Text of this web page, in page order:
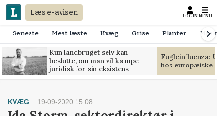
Læs e-avisen LOGIN MENU
Seneste Mest læste Kvæg Grise Planter
Kun landbruget selv kan
beslutte, om man vil kæmpe
juridisk for sin eksistens
Fugleinfluenza:
hos europæiske
KVÆG 19-09-2020 15:08